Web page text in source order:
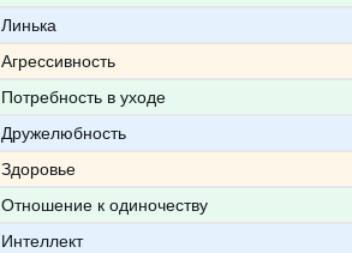
Линька
Агрессивность
Потребность в уходе
Дружелюбность
Здоровье
Отношение к одиночеству
Интеллект